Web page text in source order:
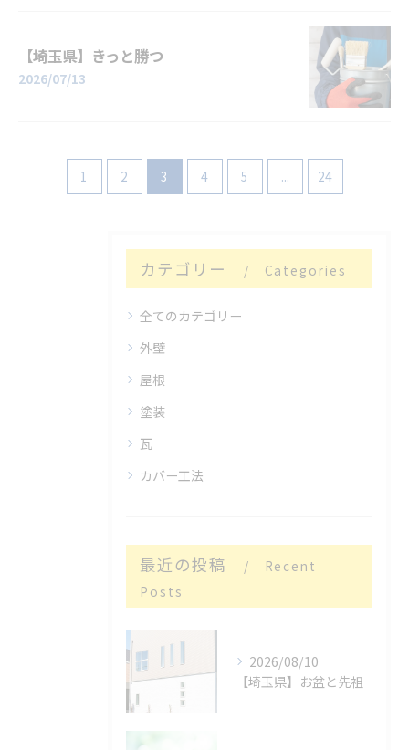
【埼玉県】きっと勝つ
2026/07/13
1 2 3 4 5 ... 24
カテゴリー Categories
全てのカテゴリー
外壁
屋根
塗装
瓦
カバー工法
最近の投稿
Recent
Posts
2026/08/10
【埼玉県】お盆と先祖